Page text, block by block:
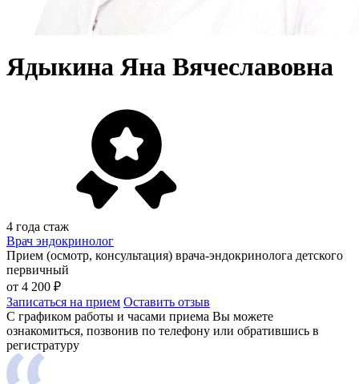
Ядыкина Яна Вячеславовна
4 года стаж
Врач эндокринолог
Прием (осмотр, консультация) врача-эндокринолога детского
первичный
от 4 200 ₽
Записаться на прием Оставить отзыв
С графиком работы и часами приема Вы можете
ознакомиться, позвонив по телефону или обратившись в
регистратуру